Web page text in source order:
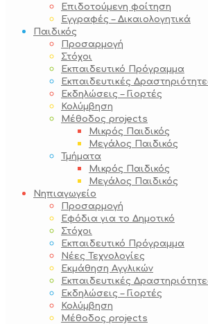
Επιδοτούμενη φοίτηση
Εγγραφές – Δικαιολογητικά
Παιδικός
Προσαρμογή
Στόχοι
Εκπαιδευτικό Πρόγραμμα
Εκπαιδευτικές
Εκδηλώσεις – Γιορτές
Κολύμβηση
Μέθοδος projects
Μικρός Παιδικός
Μεγάλος Παιδικός
Τμήματα
Μικρός Παιδικός
Μεγάλος Παιδικός
Νηπιαγωγείο
Προσαρμογή
Εφόδια για το Δημοτικό
Στόχοι
Εκπαιδευτικό Πρόγραμμα
Νέες Τεχνολογίες
Εκμάθηση Αγγλικών
Εκπαιδευτικές
Εκδηλώσεις – Γιορτές
Κολύμβηση
Μέθοδος projects